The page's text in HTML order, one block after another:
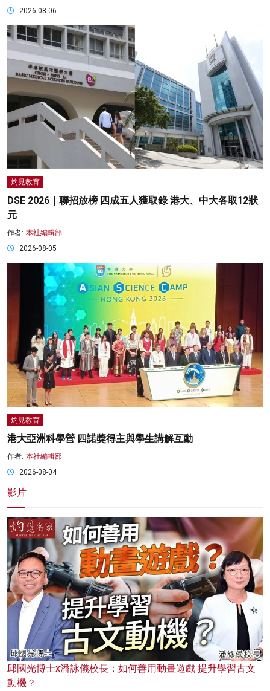
2026-08-06
灼見教育
DSE 2026｜聯招放榜 四成五人獲取錄 港大、中大各取12狀
元
作者: 本社編輯部
2026-08-05
灼見教育
港大亞洲科學營 四諾獎得主與學生講解互動
作者: 本社編輯部
2026-08-04
影片
邱國光博士x潘詠儀校長：如何善用動畫遊戲 提升學習古文
動機？